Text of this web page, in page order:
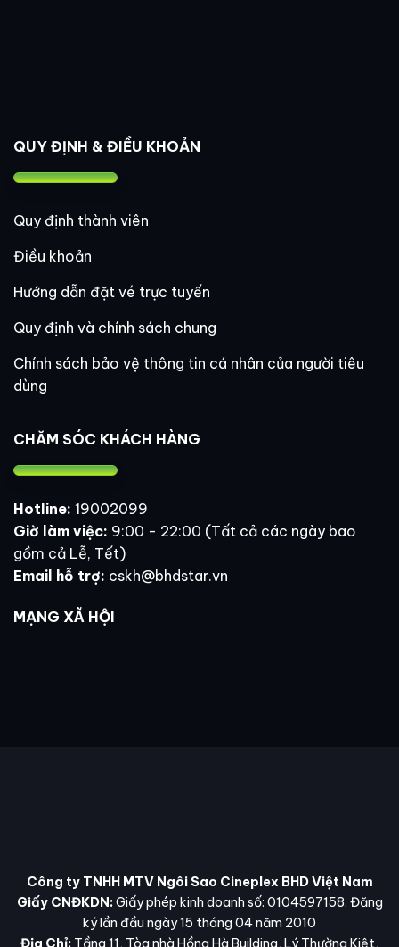
QUY ĐỊNH & ĐIỀU KHOẢN
Quy định thành viên
Điều khoản
Hướng dẫn đặt vé trực tuyến
Quy định và chính sách chung
Chính sách bảo vệ thông tin cá nhân của người tiêu
dùng
CHĂM SÓC KHÁCH HÀNG
Hotline: 19002099
Giờ làm việc: 9:00 - 22:00 (Tất cả các ngày bao
gồm cả Lễ, Tết)
Email hỗ trợ: cskh@bhdstar.vn
MẠNG XÃ HỘI
Công ty TNHH MTV Ngôi Sao Cineplex BHD Việt Nam
Giấy CNĐKDN:Giấy phép kinh doanh số: 0104597158. Đăng
ký lần đầu ngày 15 tháng 04 năm 2010
Địa Chỉ: Tầng 11, Tòa nhà Hồng Hà Building, Lý Thường Kiệt,